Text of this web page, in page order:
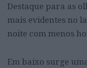
Destaque para as
mais evidentes no
noite com menos
Em baixo surge